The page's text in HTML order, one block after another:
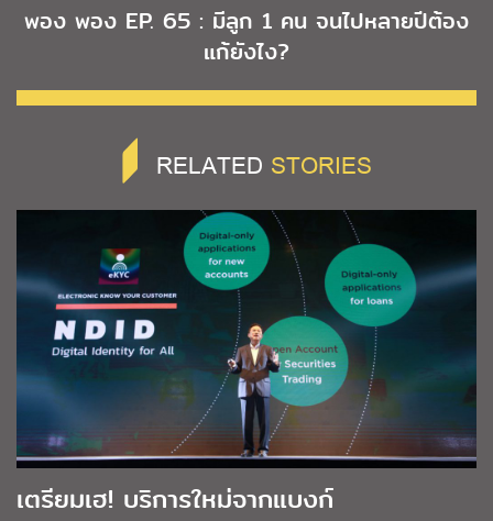
พอง พอง EP. 65 : มีลูก 1 คน จนไปหลายปีต้อง
แก้ยังไง?
RELATED STORIES
เตรียมเฮ! บริการใหม่จากแบงก์